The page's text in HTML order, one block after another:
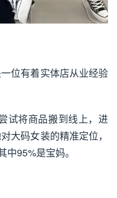
位有着实体店从业经验
试将商品搬到线上，进
大码女装的精准定位，
95%是宝妈。